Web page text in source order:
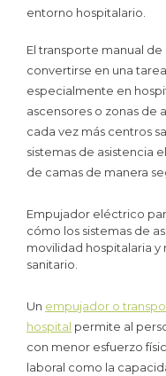
entorno hospitalario.
El transporte manual
convertirse en una
especialmente en
ascensores o zonas de
cada vez más centros
sistemas de asistencia
de camas de manera
Empujador eléctrico
cómo los sistemas de
movilidad hospitalaria
sanitario.
Un empujador o
hospital permite al
con menor esfuerzo
laboral como la